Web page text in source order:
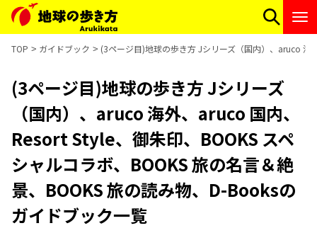
TOP ガイドブック (3ページ目)地球の歩き方 Jシリーズ（国内）、aruco 海
(3ページ目)地球の歩き方 Jシリーズ
（国内）、aruco 海外、aruco 国内、
Resort Style、御朱印、BOOKS スペ
シャルコラボ、BOOKS 旅の名言＆絶
景、BOOKS 旅の読み物、D-Booksの
ガイドブック一覧